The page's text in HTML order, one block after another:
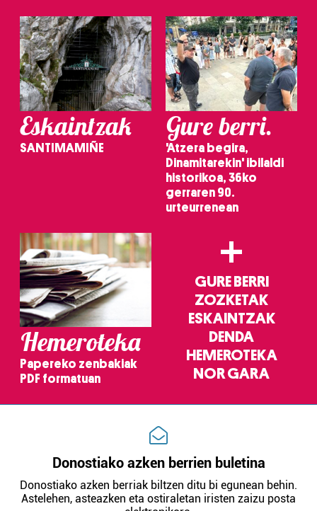
zerbitzuak hobetzeko asmoz, cookie teknologiaz
baliatzen gara. Ohar hau onartuz gero, teknologia hori
erabiltzeko baimen esplizitua ematen diguzu.Gehiago
irakurri
Eskaintzak
SANTIMAMIÑE
Gure berri.
'Atzera begira,
Dinamitarekin' ibilaldi
historikoa, 36ko
gerraren 90.
urteurrenean
Hemeroteka
Papereko zenbakiak
PDF formatuan
+
GURE BERRI
ZOZKETAK
ESKAINTZAK
DENDA
HEMEROTEKA
NOR GARA
Donostiako azken berrien buletina
Donostiako azken berriak biltzen ditu bi egunean behin.
Astelehen, asteazken eta ostiraletan iristen zaizu posta